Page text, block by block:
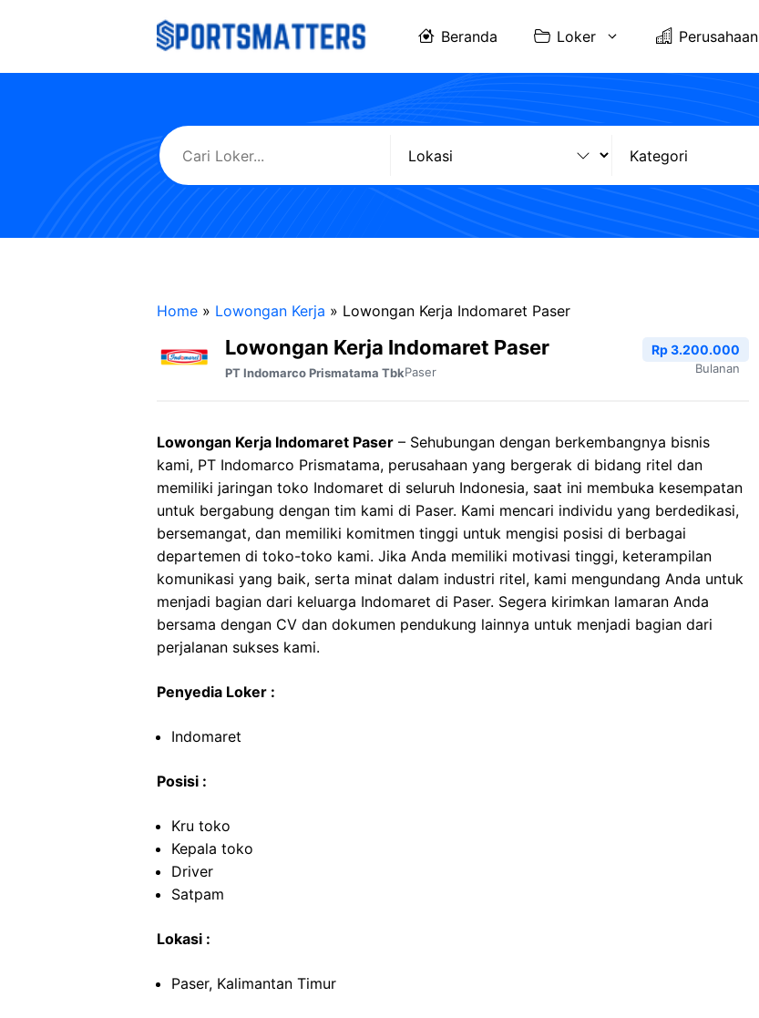
Beranda Loker Perusahaan
Home » Lowongan Kerja » Lowongan Kerja Indomaret Paser
Lowongan Kerja Indomaret Paser
PT Indomarco Prismatama TbkPaser
Rp 3.200.000
Bulanan
Lowongan Kerja Indomaret Paser – Sehubungan dengan berkembangnya bisnis
kami, PT Indomarco Prismatama, perusahaan yang bergerak di bidang ritel dan
memiliki jaringan toko Indomaret di seluruh Indonesia, saat ini membuka kesempatan
untuk bergabung dengan tim kami di Paser. Kami mencari individu yang berdedikasi,
bersemangat, dan memiliki komitmen tinggi untuk mengisi posisi di berbagai
departemen di toko-toko kami. Jika Anda memiliki motivasi tinggi, keterampilan
komunikasi yang baik, serta minat dalam industri ritel, kami mengundang Anda untuk
menjadi bagian dari keluarga Indomaret di Paser. Segera kirimkan lamaran Anda
bersama dengan CV dan dokumen pendukung lainnya untuk menjadi bagian dari
perjalanan sukses kami.
Penyedia Loker :
Indomaret
Posisi :
Kru toko
Kepala toko
Driver
Satpam
Lokasi :
Paser, Kalimantan Timur